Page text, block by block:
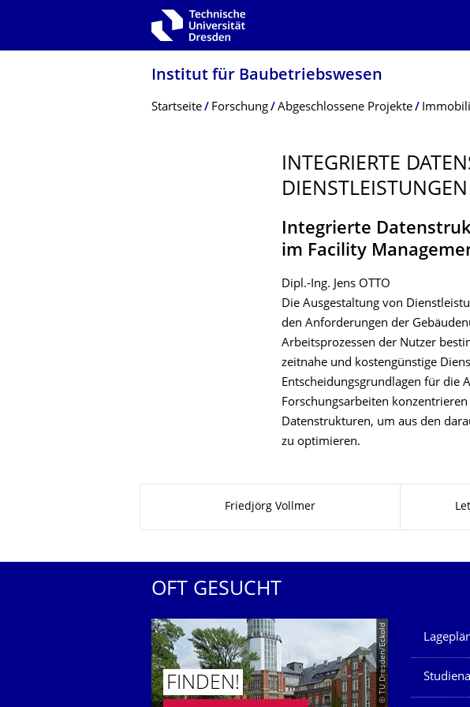
Zur Hauptnavigation springen
Institut für Baubetriebswesen
Breadcrumb-Menü
Startseite Forschung Abgeschlossene Projekte
INTEGRIERTE
Integrierte
im Facility
Dipl.-Ing. Jens OTTO
Die Ausgestaltung von
den Anforderungen der
Arbeitsprozessen der Nutzer
zeitnahe und kostengünstige
Entscheidungsgrundlagen für die
Forschungsarbeiten
Datenstrukturen, um aus den
zu optimieren.
Friedjörg Vollmer
OFT GESUCHT
© TU Dresden/Eckold
FINDEN!